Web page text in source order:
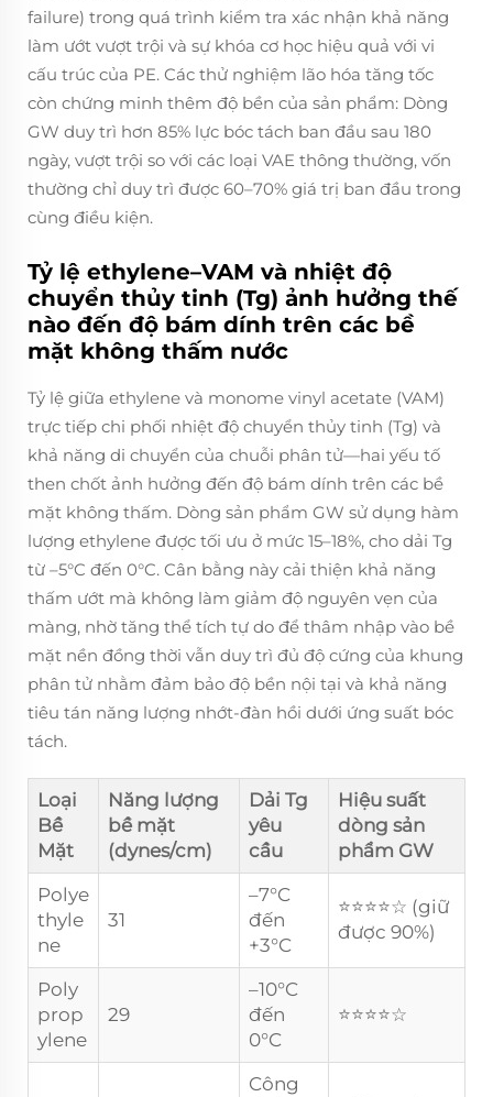
failure) trong quá trình kiểm tra xác nhận khả năng
làm ướt vượt trội và sự khóa cơ học hiệu quả với vi
cấu trúc của PE. Các thử nghiệm lão hóa tăng tốc
còn chứng minh thêm độ bền của sản phẩm: Dòng
GW duy trì hơn 85% lực bóc tách ban đầu sau 180
ngày, vượt trội so với các loại VAE thông thường, vốn
thường chỉ duy trì được 60–70% giá trị ban đầu trong
cùng điều kiện.
Tỷ lệ ethylene–VAM và nhiệt độ
chuyển thủy tinh (Tg) ảnh hưởng thế
nào đến độ bám dính trên các bề
mặt không thấm nước
Tỷ lệ giữa ethylene và monome vinyl acetate (VAM)
trực tiếp chi phối nhiệt độ chuyển thủy tinh (Tg) và
khả năng di chuyển của chuỗi phân tử—hai yếu tố
then chốt ảnh hưởng đến độ bám dính trên các bề
mặt không thấm. Dòng sản phẩm GW sử dụng hàm
lượng ethylene được tối ưu ở mức 15–18%, cho dải Tg
từ –5°C đến 0°C. Cân bằng này cải thiện khả năng
thấm ướt mà không làm giảm độ nguyên vẹn của
màng, nhờ tăng thể tích tự do để thâm nhập vào bề
mặt nền đồng thời vẫn duy trì đủ độ cứng của khung
phân tử nhằm đảm bảo độ bền nội tại và khả năng
tiêu tán năng lượng nhớt-đàn hồi dưới ứng suất bóc
tách.
Loại
Bề
Mặt
Năng lượng
bề mặt
(dynes/cm)
Dải Tg
yêu
cầu
Hiệu suất
dòng sản
phẩm GW
Polye
thyle
ne
31
–7°C
đến
+3°C
⭐⭐⭐⭐☆ (giữ
được 90%)
Poly
prop
ylene
29
–10°C
đến
0°C
⭐⭐⭐⭐☆
Công